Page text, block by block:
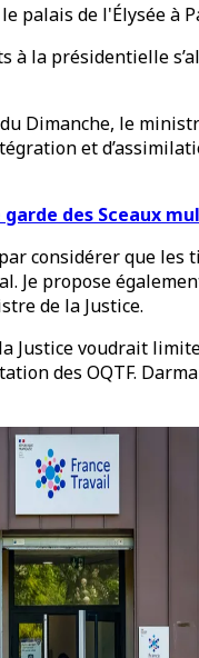
palais de l'Élysée à
à la présidentielle
Dimanche, le
et
garde des Sceaux
considérer que
Je propose
de la Justice.
Justice voudrait
des OQTF.